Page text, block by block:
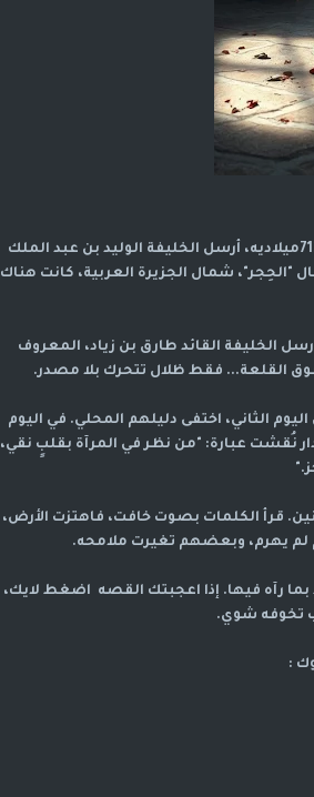
. كل من اقترب منها، أصيب بالهذيان. لا أحد يعرف لماذا. لكن في سنة 712ميلاديه، أرسل الخليفة الوليد بن عبد الملك
"الحِجر"، شمال الجزيرة العربية، كانت هناك
الخليفة القائد طارق بن زياد، المعروف
القلعة... فقط ظلال تتحرك بلا مصدر.
الثاني، اختفى دليلهم المحلي. في اليوم
نُقشت عبارة: "من نظر في المرآة بقلبٍ نقي،
قرأ الكلمات بصوت خافت، فاهتزت الأرض،
لم يهرم، وبعضهم تغيرت ملامحه.
رآه فيها. إذا اعجبتك القصه اضغط لايك،
تخوفه شوي.
: